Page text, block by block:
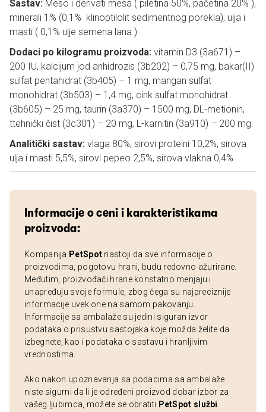
Sastav: Meso i derivati mesa ( piletina 50%, pačetina 20% ),
minerali 1% (0,1% klinoptilolit sedimentnog porekla), ulja i
masti ( 0,1% ulje semena lana )
Dodaci po kilogramu proizvoda: vitamin D3 (3a671) –
200 IU, kalcijum jod anhidrozis (3b202) – 0,75 mg, bakar(II)
sulfat pentahidrat (3b405) – 1 mg, mangan sulfat
monohidrat (3b503) – 1,4 mg, cink sulfat monohidrat
(3b605) – 25 mg, taurin (3a370) – 1500 mg, DL-metionin,
ttehnički čist (3c301) – 20 mg, L-karnitin (3a910) – 200 mg.
Analitički sastav: vlaga 80%, sirovi proteini 10,2%, sirova
ulja i masti 5,5%, sirovi pepeo 2,5%, sirova vlakna 0,4%
Informacije o ceni i karakteristikama
proizvoda:
Kompanija PetSpot nastoji da sve informacije o
proizvodima, pogotovu hrani, budu redovno ažurirane.
Međutim, proizvođači hrane konstatno menjaju i
unapređuju svoje formule, zbog čega su najpreciznije
informacije uvek one na samom pakovanju.
Informacije sa ambalaže su jedini siguran izvor
podataka o prisustvu sastojaka koje možda želite da
izbegnete, kao i podataka o sastavu i hranljivim
vrednostima.
Ako nakon upoznavanja sa podacima sa ambalaže
niste sigurni da li je određeni proizvod dobar izbor za
vašeg ljubimca, možete se obratiti PetSpot službi